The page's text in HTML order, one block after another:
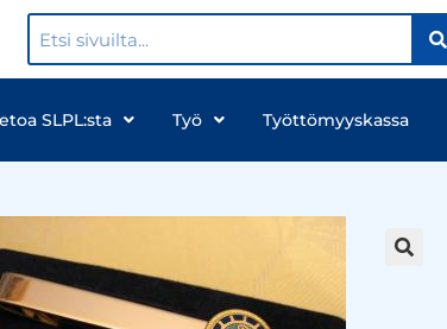
SLPL:sta Työ Työttömyyskassa